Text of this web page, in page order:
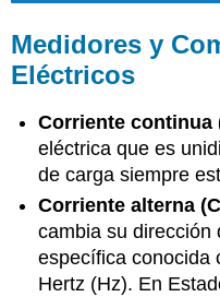
Medidores y
Eléctricos
Corriente continua
eléctrica que es
de carga siempre
Corriente alterna
cambia su dirección
específica conocida
Hertz (Hz). En